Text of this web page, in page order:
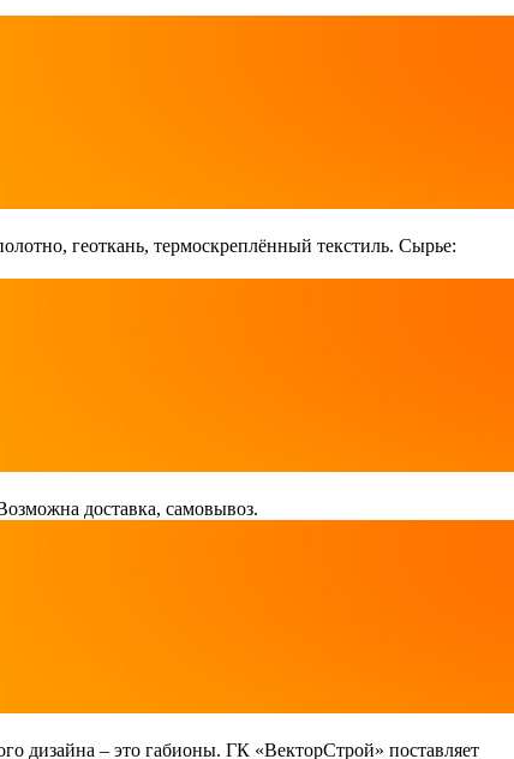
геоткань, термоскреплённый текстиль. Сырье:
доставка, самовывоз.
дизайна – это габионы. ГК «ВекторСтрой» поставляет